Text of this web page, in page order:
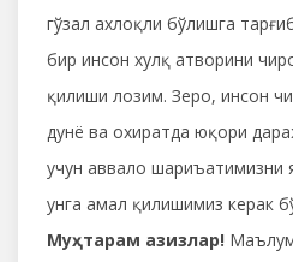
гўзал ахлоқли бўлишга
бир инсон хулқ атворини
қилиши лозим. Зеро, инсон
дунё ва охиратда юқори
учун аввало шариъатимизни
унга амал қилишимиз керак
Муҳтарам азизлар!